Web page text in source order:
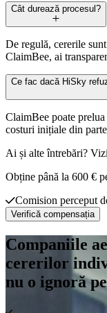
Cât durează procesul?
De regulă, cererile
ClaimBee, ai
Ce fac dacă HiSky
ClaimBee poate
costuri inițiale din
Ai și alte întrebări?
Obține până la 600 €
Comision perceput
Verifică compensația
Companiile
cererilor
nu o ignoră